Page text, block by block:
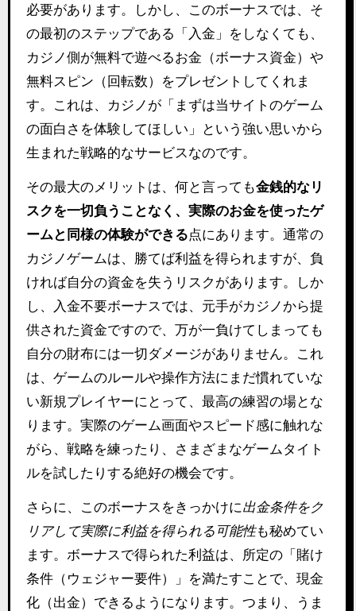
必要があります。しかし、このボーナスでは、そ
の最初のステップである「入金」をしなくても、
カジノ側が無料で遊べるお金（ボーナス資金）や
無料スピン（回転数）をプレゼントしてくれま
す。これは、カジノが「まずは当サイトのゲーム
の面白さを体験してほしい」という強い思いから
生まれた戦略的なサービスなのです。
その最大のメリットは、何と言っても金銭的なリ
スクを一切負うことなく、実際のお金を使ったゲ
ームと同様の体験ができる点にあります。通常の
カジノゲームは、勝てば利益を得られますが、負
ければ自分の資金を失うリスクがあります。しか
し、入金不要ボーナスでは、元手がカジノから提
供された資金ですので、万が一負けてしまっても
自分の財布には一切ダメージがありません。これ
は、ゲームのルールや操作方法にまだ慣れていな
い新規プレイヤーにとって、最高の練習の場とな
ります。実際のゲーム画面やスピード感に触れな
がら、戦略を練ったり、さまざまなゲームタイト
ルを試したりする絶好の機会です。
さらに、このボーナスをきっかけに出金条件をク
リアして実際に利益を得られる可能性も秘めてい
ます。ボーナスで得られた利益は、所定の「賭け
条件（ウェジャー要件）」を満たすことで、現金
化（出金）できるようになります。つまり、うま